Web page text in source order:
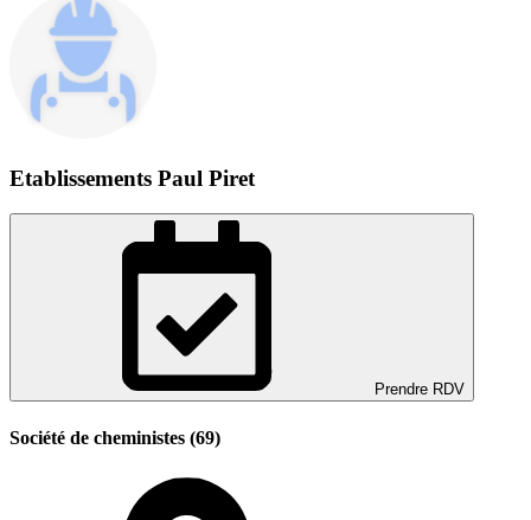
Etablissements Paul Piret
Prendre RDV
Société de cheministes (69)